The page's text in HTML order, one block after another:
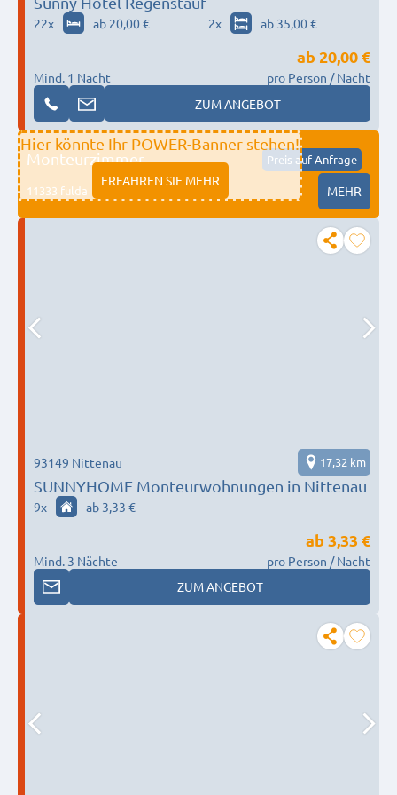
22x ab 20,00 € 2x ab 35,00 €
Mind. 1 Nacht
ab 20,00 €
pro Person / Nacht
ZUM ANGEBOT
Hier könnte Ihr POWER-Banner stehen!
ERFAHREN SIE MEHR
Monteurzimmer Preis auf Anfrage
11333 fulda MEHR
SUNNYHOME Monteurwohnungen in Nittenau
93149 Nittenau 17,32 km
9x ab 3,33 €
Mind. 3 Nächte
ab 3,33 €
pro Person / Nacht
ZUM ANGEBOT